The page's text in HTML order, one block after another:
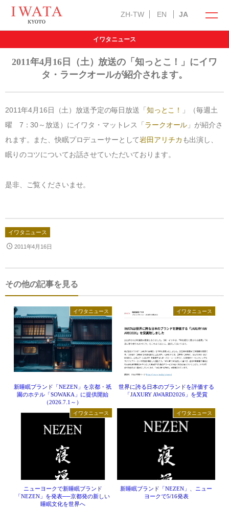
イワタの商品
ラークオール キャメル敷きパッド 羽ぶとん
イワタ製品の特徴
世界に誇る清潔度
有害物質の検査
四季を快眠するアドバイス
生地の違い
ご愛用者さまの声
お手入れ方法
羽毛ふとんお仕立て直し
UMO® アップグレード・サービス
寝具のお仕立て直し
お手入れ・お取り扱いについて 2026年07月28日
イワタニュース
メディア情報
イベント
ふるさと納税
Facebook
わたしたちの想い
SDGｓ（サステナビリティ）へのアプローチ
イワタ羽毛研究所
寝ごこち科学研究所
ショップ情報
IWATA 京都本店
IWATAリーガロイヤルホテル大阪店
法人のお客様へ
ショップ運営の方へ
ホテル・宿泊業の方へ
イワタニュース
2011年4月16日（土）放送の「知っとこ！」にイワ
タ・ラークオールが紹介されます。
2011年4月16日（土）放送予定の毎日放送「 知っとこ！
」（毎週土
曜 7：30～放送）にイワタ・マットレス「 ラークオール 」が紹介さ
れます。また、快眠プロデューサーとして岩田アリチカ も出演し、
眠りのコツについてお話させていただいております。
是非、ご覧くださいませ。
イワタニュース
2011年4月16日
その他の記事を見る
イワタニュース
新睡眠ブランド「NEZEN」を京都・祇
園のホテル「SOWAKA」に提供開始
（2026.7.1～）
イワタニュース
世界に誇る日本のブランドを評価する
「JAXURY AWARD2026」を受賞
イワタニュース
ニューヨークで新睡眠ブランド
「NEZEN」を発表──京都発の新しい
睡眠文化を世界へ
イワタニュース
新睡眠ブランド「NEZEN」、ニュー
ヨークで5/16発表
ZH-TW EN JA